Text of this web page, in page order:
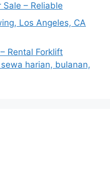
– Reliable
Los Angeles, CA
Rental Forklift
harian, bulanan,